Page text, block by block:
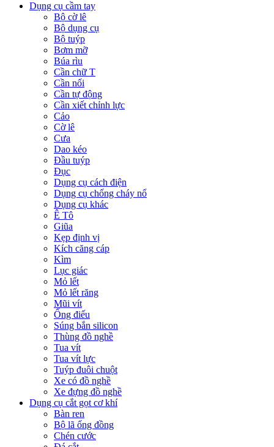
Dụng cụ cầm tay
Bộ cờ lê
Bộ dụng cụ
Bộ tuýp
Bơm mỡ
Búa rìu
Cần chữ T
Cần nối
Cần tự động
Cần xiết chỉnh lực
Cảo
Cờ lê
Cưa
Dao kéo
Đầu tuýp
Đục
Dụng cụ cách điện
Dụng cụ chống cháy nổ
Dụng cụ khác
Ê Tô
Giũa
Kẹp định vị
Kích căng cáp
Kìm
Lục giác
Mỏ lết
Mỏ lết răng
Mũi vít
Ống điếu
Súng bắn silicon
Thùng đồ nghề
Tua vít
Tua vít lực
Tuýp đuôi chuột
Xe có đồ nghề
Xe đựng đồ nghề
Dụng cụ cắt gọt cơ khí
Bàn ren
Bộ lã ống đồng
Chén cước